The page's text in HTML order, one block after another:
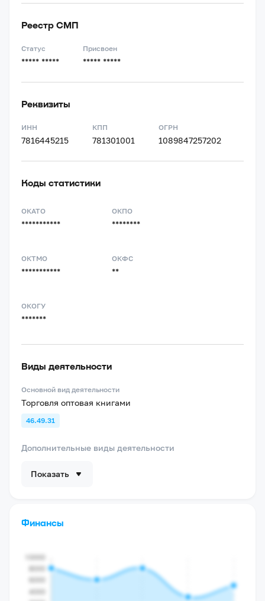
Реестр СМП
Статус
***** *****
Присвоен
***** *****
Реквизиты
ИНН
7816445215
КПП
781301001
ОГРН
1089847257202
Коды статистики
ОКАТО
***********
ОКПО
********
ОКТМО
***********
ОКФС
**
ОКОГУ
*******
Виды деятельности
Основной вид деятельности
Торговля оптовая книгами
46.49.31
Дополнительные виды деятельности
Показать
Финансы